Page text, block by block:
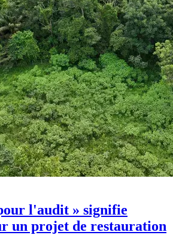
l'audit » signifie
un projet de restauration